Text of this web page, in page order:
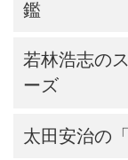
鑑
若林浩志の
ーズ
太田安治の